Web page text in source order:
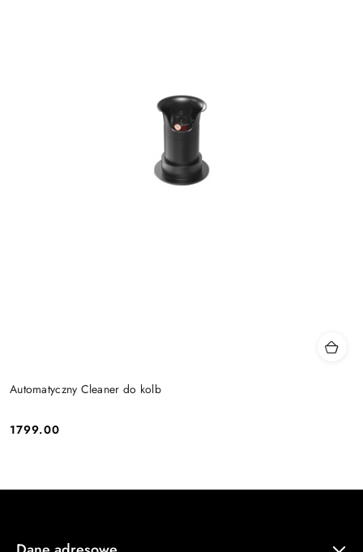
Automatyczny Cleaner do kolb
Cena:
1799.00